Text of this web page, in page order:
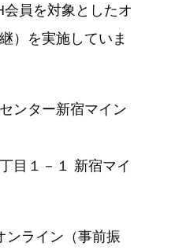
員を対象としたオ
）を実施していま
ンター新宿マイン
目１－１ 新宿マイ
ライン（事前振